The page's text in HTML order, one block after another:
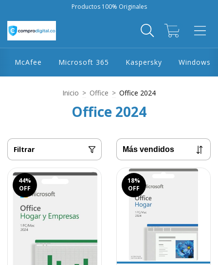
Productos 100% Originales
McAfee Microsoft 365 Kaspersky Windows
Inicio > Office > Office 2024
Office 2024
Filtrar
44%
OFF
18%
OFF